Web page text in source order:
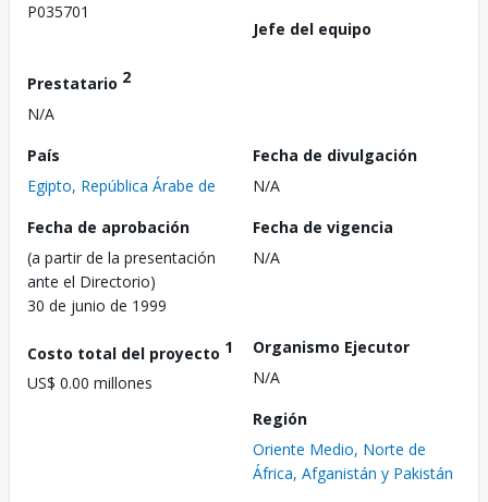
P035701
Jefe del equipo
Prestatario 2
N/A
País
Egipto, República Árabe de
Fecha de divulgación
N/A
Fecha de aprobación
(a partir de la presentación
ante el Directorio)
30 de junio de 1999
Fecha de vigencia
N/A
Costo total del proyecto 1
US$ 0.00 millones
Organismo Ejecutor
N/A
Región
Oriente Medio, Norte de
África, Afganistán y Pakistán